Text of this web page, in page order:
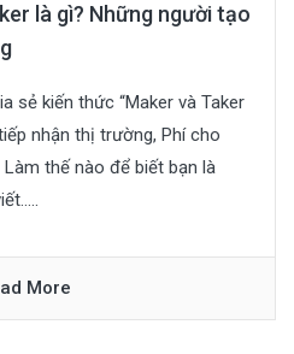
là gì? Những người tạo
sẻ kiến thức “Maker và Taker
nhận thị trường, Phí cho
thế nào để biết bạn là
More